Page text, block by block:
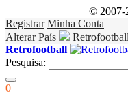
© 2007-
Registrar Minha Conta
Alterar País
Retrofootball
Retrofootball
Pesquisa:
0